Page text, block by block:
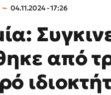
04.11.2024 - 17:26
από